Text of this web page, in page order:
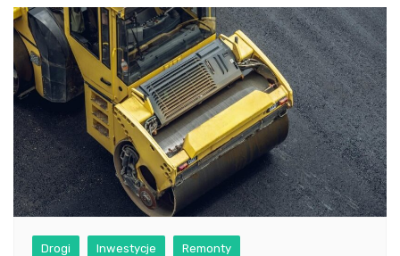
Drogi Inwestycje Remonty